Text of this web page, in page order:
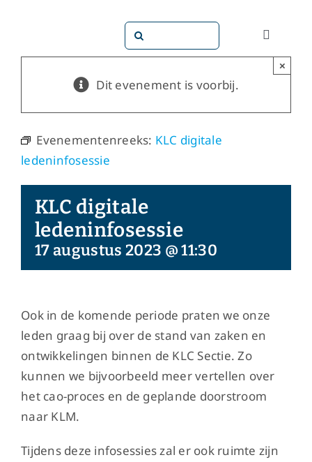
Toggle
Dit
Dit zijn
Zoeken
naar:
Dit evenement is voorbij.
×
Evenementenreeks: KLC digitale
ledeninfosessie
KLC digitale
ledeninfosessie
17 augustus 2023 @ 11:30
Ook in de komende periode praten we onze
leden graag bij over de stand van zaken en
ontwikkelingen binnen de KLC Sectie. Zo
kunnen we bijvoorbeeld meer vertellen over
het cao-proces en de geplande doorstroom
naar KLM.
Tijdens deze infosessies zal er ook ruimte zijn